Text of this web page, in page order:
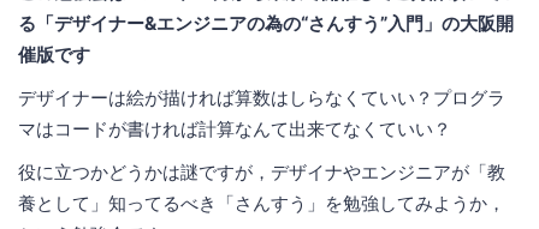
る「デザイナー&エンジニアの為の“さんすう”入門」の大阪開
催版です
デザイナーは絵が描ければ算数はしらなくていい？プログラ
マはコードが書ければ計算なんて出来てなくていい？
役に立つかどうかは謎ですが，デザイナやエンジニアが「教
養として」知ってるべき「さんすう」を勉強してみようか，